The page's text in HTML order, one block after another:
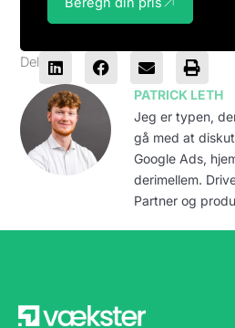
Del
PATRICK LETH
Jeg er typen,
gå med at
Google Ads,
derimellem.
Partner og